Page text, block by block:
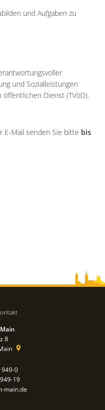
und Aufgaben zu
und Sozialleistungen
Dienst (TVöD).
E-Mail senden Sie bitte bis
8
949-0
19
main.de